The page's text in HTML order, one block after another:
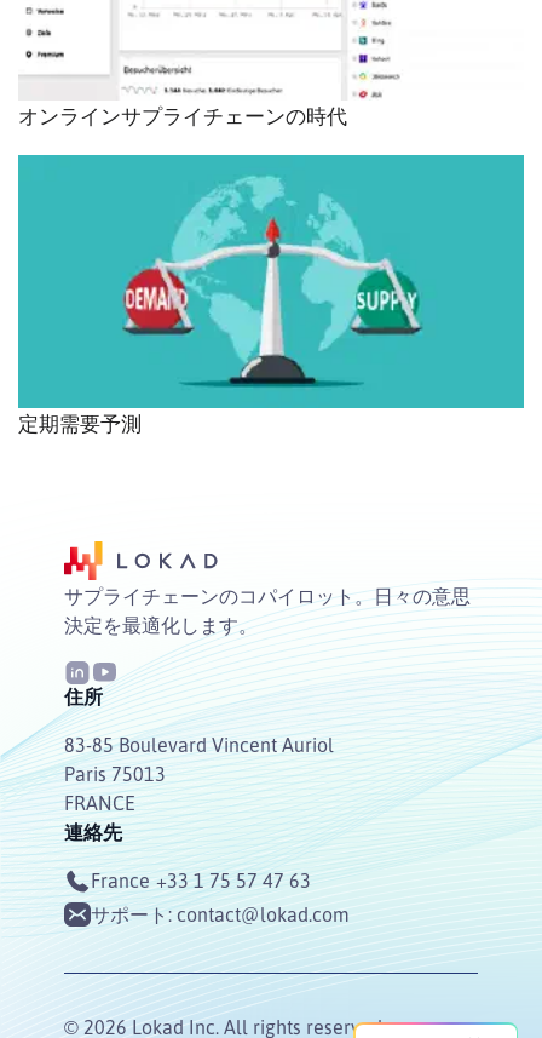
オンラインサプライチェーンの時代
定期需要予測
サプライチェーンのコパイロット。日々の意思
決定を最適化します。
住所
83-85 Boulevard Vincent Auriol
Paris 75013
FRANCE
連絡先
France +33 1 75 57 47 63
サポート:contact@lokad.com
© 2026 Lokad Inc. All rights reserved.